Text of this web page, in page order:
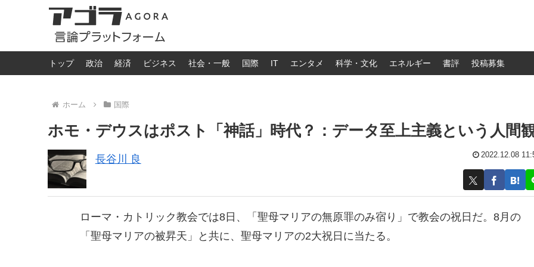
トップ 政治 経済 ビジネス 社会・一般 国際 IT エンタメ 科学・文化 エネルギー 書評 投稿募集
ホーム 国際
ホモ・デウスはポスト「神話」時代？：データ至上主義という人間
長谷川 良 2022.12.08
ローマ・カトリック教会では8日、「聖母マリアの無原罪のみ宿り」で教会の祝日だ。8月の
「聖母マリアの被昇天」と共に、聖母マリアの2大祝日に当たる。